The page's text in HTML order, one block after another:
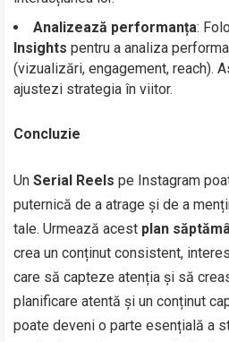
Analizează performanța:
Insights pentru a analiza
(vizualizări, engagement, reach).
ajustezi strategia în viitor.
Concluzie
UnSerial Reels pe Instagram
puternică de a atrage și de a
tale. Urmează acest plan
crea un conținut consistent,
care să capteze atenția și să
planificare atentă și un conținut
poate deveni o parte esențială a